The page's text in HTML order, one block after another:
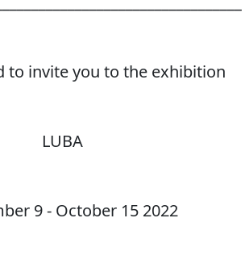
to invite you to the exhibition
LUBA
9 - October 15 2022